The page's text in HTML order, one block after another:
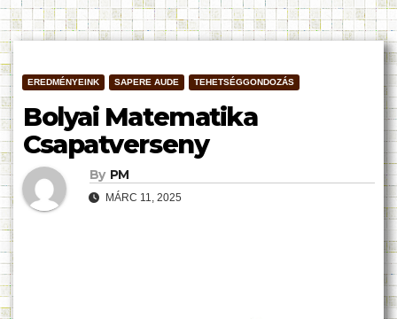
EREDMÉNYEINK SAPERE AUDE TEHETSÉGGONDOZÁS
Bolyai Matematika
Csapatverseny
By PM
MÁRC 11, 2025